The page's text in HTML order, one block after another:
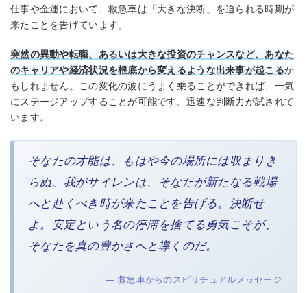
仕事や金運において、救急車は「大きな決断」を迫られる時期が
来たことを告げています。
突然の異動や転職、あるいは大きな投資のチャンスなど、あなた
のキャリアや経済状況を根底から変えるような出来事が起こるか
もしれません。この変化の波にうまく乗ることができれば、一気
にステージアップすることが可能です。迅速な判断力が試されて
います。
そなたの才能は、もはや今の場所には収まりき
らぬ。我がサイレンは、そなたが新たなる戦場
へと赴くべき時が来たことを告げる。決断せ
よ。安定という名の停滞を捨てる勇気こそが、
そなたを真の豊かさへと導くのだ。
— 救急車からのスピリチュアルメッセージ